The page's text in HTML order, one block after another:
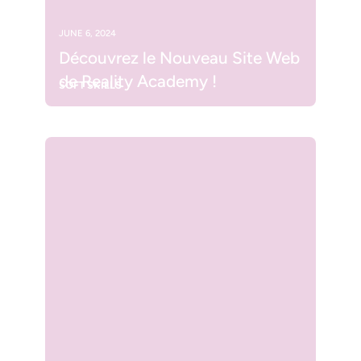
JUNE 6, 2024
Découvrez le Nouveau Site Web
de Reality Academy !
SOFT SKILLS